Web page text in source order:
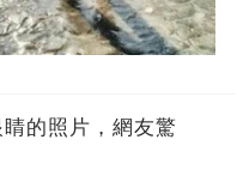
的照片，網友驚